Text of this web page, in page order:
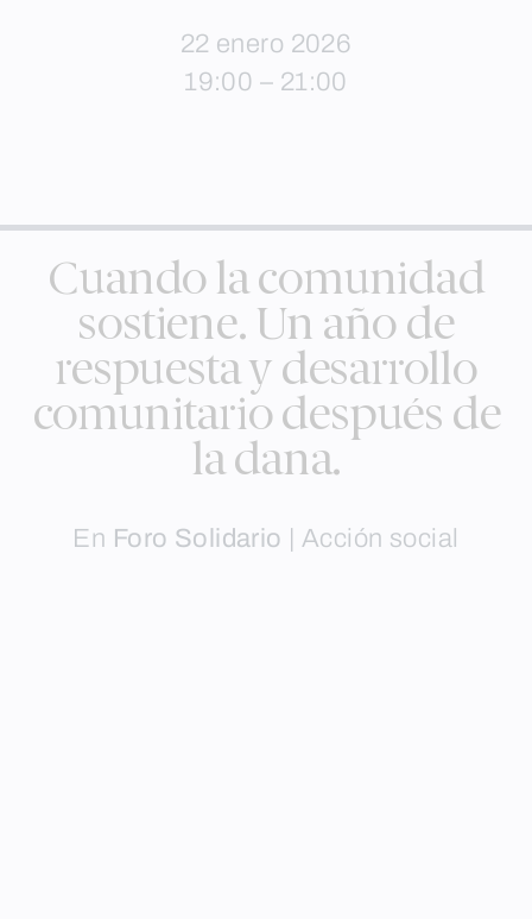
22 enero 2026
19:00 – 21:00
Cuando la comunidad
sostiene. Un año de
respuesta y desarrollo
comunitario después de
la dana.
En Foro Solidario Acción social